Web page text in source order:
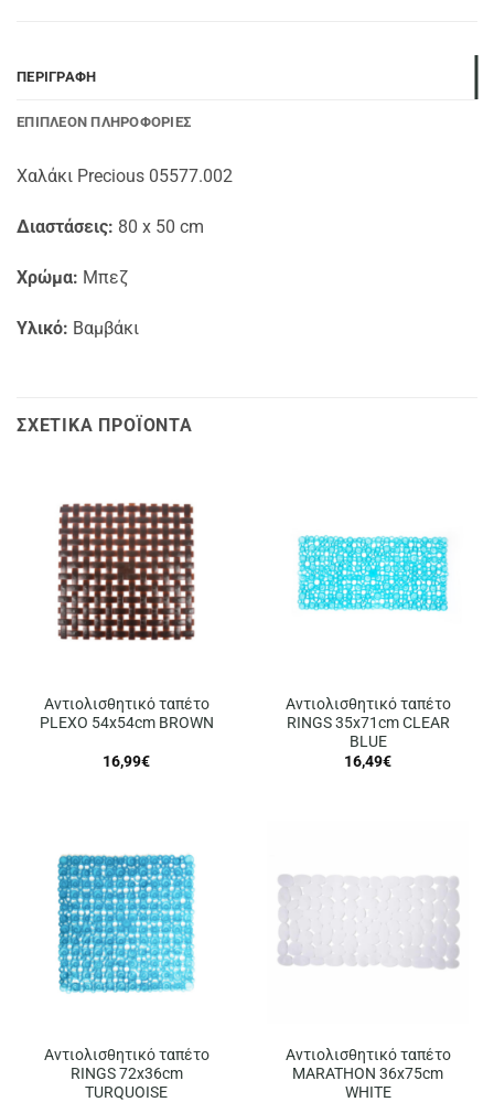
ΠΕΡΙΓΡΑΦΉ
ΕΠΙΠΛΈΟΝ ΠΛΗΡΟΦΟΡΊΕΣ
Χαλάκι Precious 05577.002
Διαστάσεις: 80 x 50 cm
Χρώμα: Μπεζ
Υλικό: Βαμβάκι
ΣΧΕΤΙΚΆ ΠΡΟΪΌΝΤΑ
Αντιολισθητικό ταπέτο
PLEXO 54x54cm BROWN
16,99€
Αντιολισθητικό ταπέτο
RINGS 35x71cm CLEAR
BLUE
16,49€
Αντιολισθητικό ταπέτο
RINGS 72x36cm
TURQUOISE
Αντιολισθητικό ταπέτο
MARATHON 36x75cm
WHITE